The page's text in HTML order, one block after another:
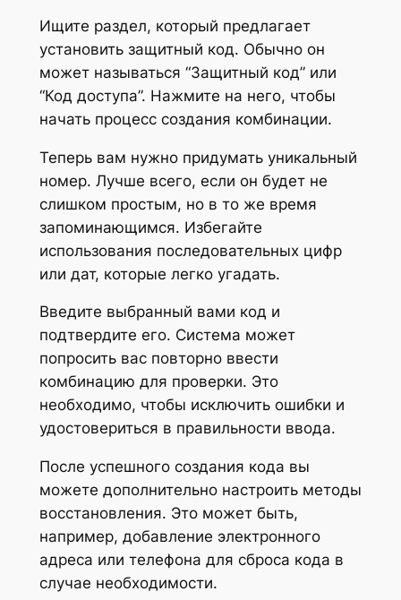
Ищите раздел, который предлагает
установить защитный код. Обычно он
может называться “Защитный код” или
“Код доступа”. Нажмите на него, чтобы
начать процесс создания комбинации.
Теперь вам нужно придумать уникальный
номер. Лучше всего, если он будет не
слишком простым, но в то же время
запоминающимся. Избегайте
использования последовательных цифр
или дат, которые легко угадать.
Введите выбранный вами код и
подтвердите его. Система может
попросить вас повторно ввести
комбинацию для проверки. Это
необходимо, чтобы исключить ошибки и
удостовериться в правильности ввода.
После успешного создания кода вы
можете дополнительно настроить методы
восстановления. Это может быть,
например, добавление электронного
адреса или телефона для сброса кода в
случае необходимости.